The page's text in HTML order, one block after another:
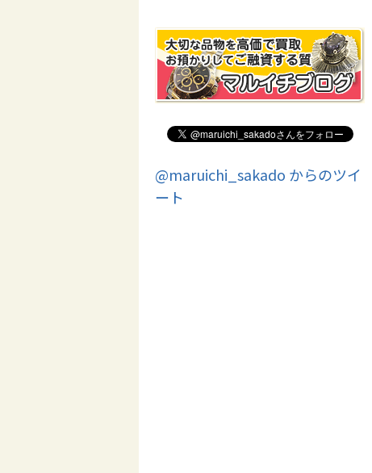
@maruichi_sakado からのツイ
ート